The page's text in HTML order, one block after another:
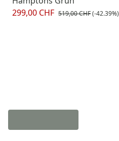
299,00 CHF 519,00 CHF(-42.39%)